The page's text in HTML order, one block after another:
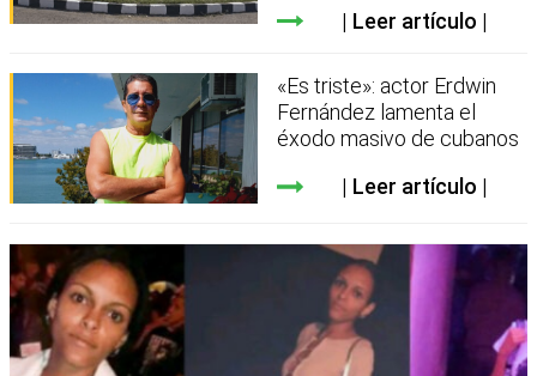
Leer artículo
«Es triste»: actor Erdwin
Fernández lamenta el
éxodo masivo de cubanos
Leer artículo